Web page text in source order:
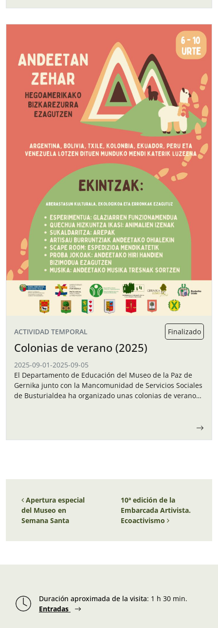
ACTIVIDAD TEMPORAL Finalizado
Colonias de verano (2025)
2025-09-01-2025-09-05
El Departamento de Educación del Museo de la Paz de
Gernika junto con la Mancomunidad de Servicios Sociales
de Busturialdea ha organizado unas colonias de verano
Navegación de entradas
Apertura especial
del Museo en
Semana Santa
10ª edición de la
Embarcada Artivista.
Ecoactivismo
Duración aproximada de la visita: 1 h 30 min.
Entradas